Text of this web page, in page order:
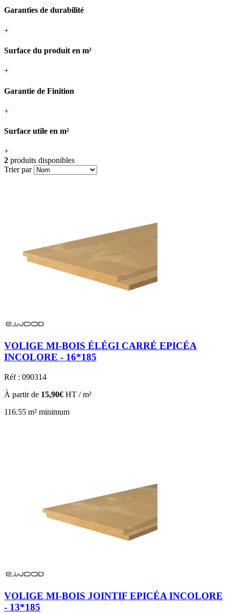
Garanties de durabilité
+
Surface du produit en m²
+
Garantie de Finition
+
Surface utile en m²
+
2 produits disponibles
Trier par
VOLIGE MI-BOIS ÉLÉGI CARRÉ EPICÉA
INCOLORE - 16*185
Réf : 090314
À partir de 15,90€ HT / m²
116.55 m² minimum
VOLIGE MI-BOIS JOINTIF EPICÉA INCOLORE
- 13*185